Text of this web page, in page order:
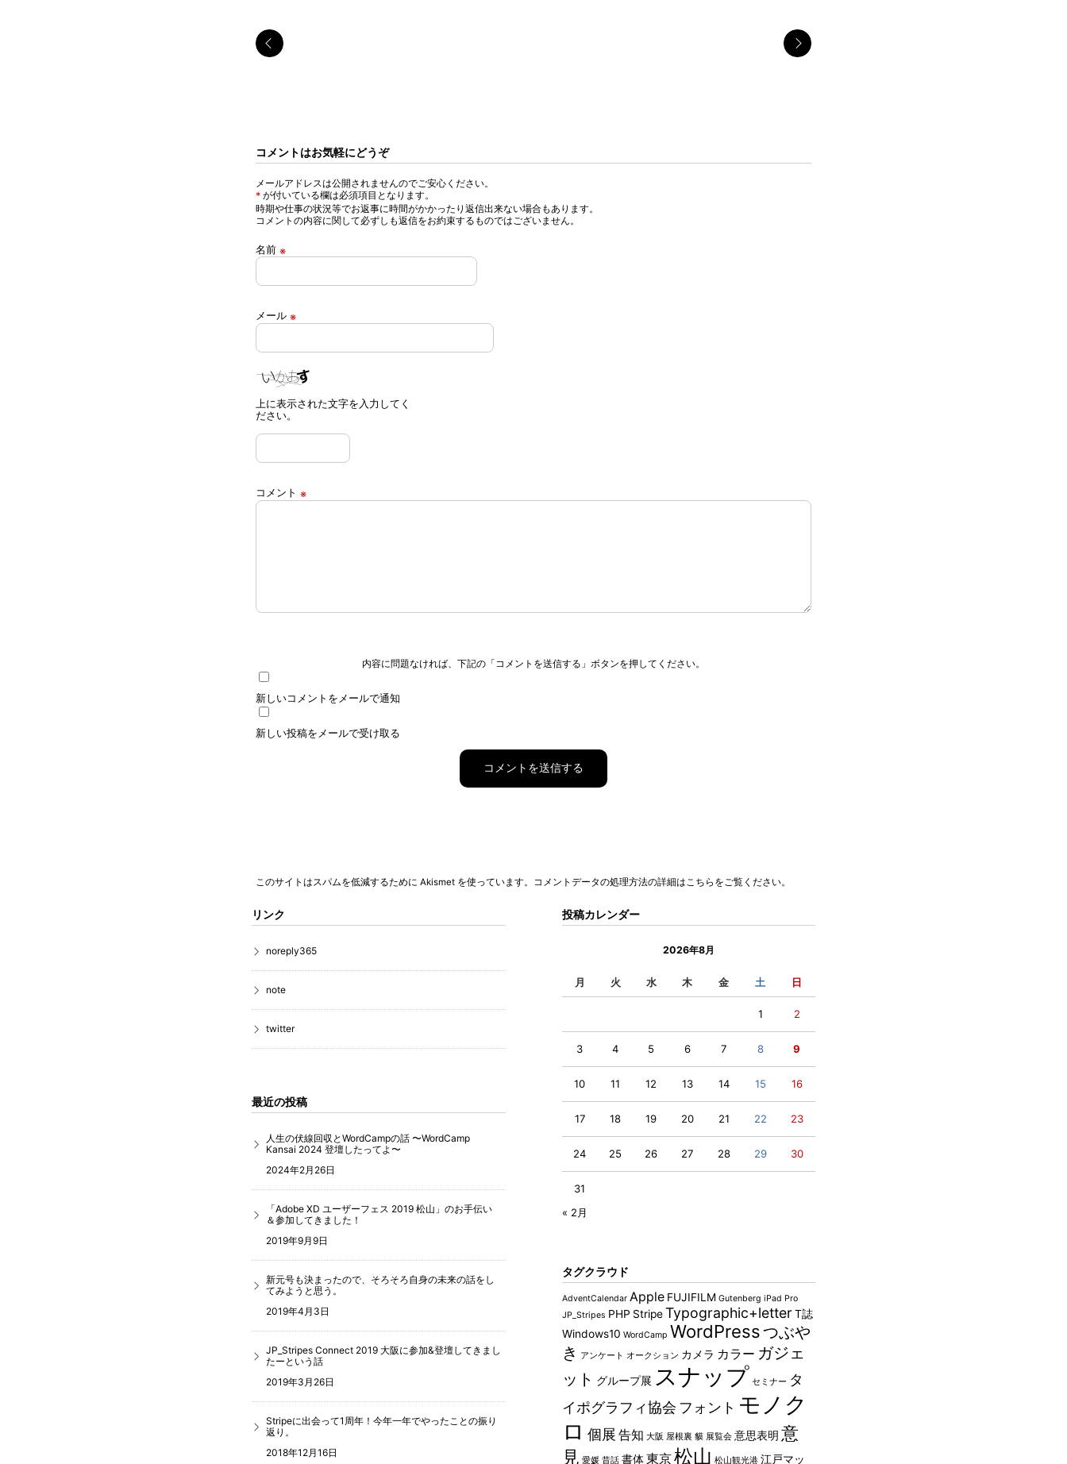
コメントはお気軽にどうぞ
メールアドレスは公開されませんのでご安心ください。
* が付いている欄は必須項目となります。
時期や仕事の状況等でお返事に時間がかかったり返信出来ない場合もあります。
コメントの内容に関して必ずしも返信をお約束するものではございません。
名前 ※
メール ※
上に表示された文字を入力してく
ださい。
コメント ※
内容に問題なければ、下記の「コメントを送信する」ボタンを押してください。
新しいコメントをメールで通知
新しい投稿をメールで受け取る
このサイトはスパムを低減するために Akismet を使っています。 コメントデータの処理方法の詳細はこちらをご覧ください。
リンク
noreply365
note
twitter
最近の投稿
人生の伏線回収とWordCampの話 〜WordCamp
Kansai 2024 登壇したってよ〜
2024年2月26日
「Adobe XD ユーザーフェス 2019 松山」のお手伝い
＆参加してきました！
2019年9月9日
新元号も決まったので、そろそろ自身の未来の話をし
てみようと思う。
2019年4月3日
JP_Stripes Connect 2019 大阪に参加&登壇してきまし
たーという話
2019年3月26日
Stripeに出会って1周年！今年一年でやったことの振り
返り。
2018年12月16日
投稿カレンダー
2026年8月
月 火 水 木 金 土 日
1 2
3 4 5 6 7 8 9
10 11 12 13 14 15 16
17 18 19 20 21 22 23
24 25 26 27 28 29 30
31
« 2月
タグクラウド
AdventCalendar Apple FUJIFILM Gutenberg iPad Pro
JP_Stripes PHP Stripe Typographic+letter T誌
Windows10 WordCamp WordPressつぶや
き
アンケート オークション カメラ カラー ガジェ
ット グループ展 スナップ セミナー タ
イポグラフィ協会 フォント モノク
ロ 個展 告知 大阪 屋根裏 貘 展覧会 意思表明 意
見 愛媛 昔話 書体 東京松山 松山観光港 江戸マッ